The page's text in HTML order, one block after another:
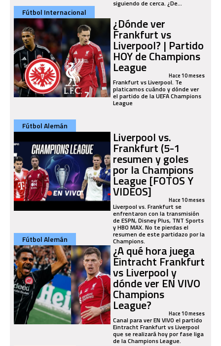
siguiendo de cerca. ¿De...
Fútbol Internacional
¿Dónde ver
Frankfurt vs
Liverpool? | Partido
HOY de Champions
League Hace 10 meses
Frankfurt vs Liverpool. Te
platicamos cuándo y dónde ver
el partido de la UEFA Champions
League
Fútbol Alemán
Liverpool vs.
Frankfurt (5-1
resumen y goles
por la Champions
League [FOTOS Y
VIDEOS] Hace 10 meses
Liverpool vs. Frankfurt se
enfrentaron con la transmisión
de ESPN, Disney Plus, TNT Sports
y HBO MAX. No te pierdas el
resumen de este partidazo por la
Champions.
Fútbol Alemán
¿A qué hora juega
Eintracht Frankfurt
vs Liverpool y
dónde ver EN VIVO
Champions
League? Hace 10 meses
Canal para ver EN VIVO el partido
Eintracht Frankfurt vs Liverpool
que se realizará hoy por fase liga
de la Champions League.